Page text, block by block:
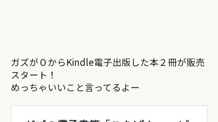
ガズが０からKindle電子出版した本２冊が販売
スタート！
めっちゃいいこと言ってるよー